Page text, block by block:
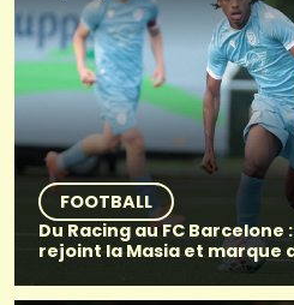
FOOTBALL
Du Racing au FC Barcelone
rejoint la Masia et marque